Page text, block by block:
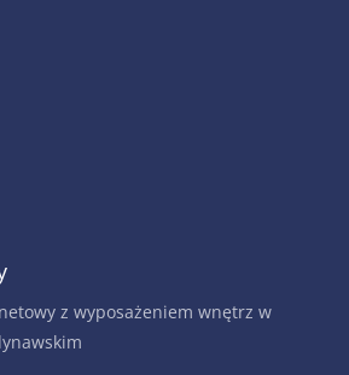
z wyposażeniem wnętrz w